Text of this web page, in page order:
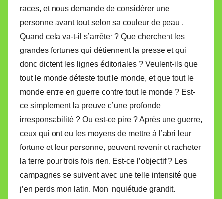
races, et nous demande de considérer une
personne avant tout selon sa couleur de peau .
Quand cela va-t-il s’arrêter ? Que cherchent les
grandes fortunes qui détiennent la presse et qui
donc dictent les lignes éditoriales ? Veulent-ils que
tout le monde déteste tout le monde, et que tout le
monde entre en guerre contre tout le monde ? Est-
ce simplement la preuve d’une profonde
irresponsabilité ? Ou est-ce pire ? Après une guerre,
ceux qui ont eu les moyens de mettre à l’abri leur
fortune et leur personne, peuvent revenir et racheter
la terre pour trois fois rien. Est-ce l’objectif ? Les
campagnes se suivent avec une telle intensité que
j’en perds mon latin. Mon inquiétude grandit.